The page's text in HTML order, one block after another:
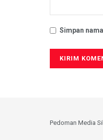
Simpan
Pedoman Media